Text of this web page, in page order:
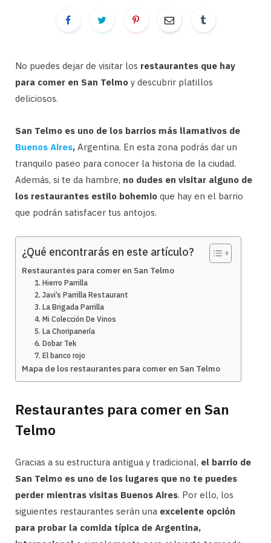
No puedes dejar de visitar los restaurantes que hay
para comer en San Telmo y descubrir platillos
deliciosos.
San Telmo es uno de los barrios más llamativos de
Buenos Aires, Argentina. En esta zona podrás dar un
tranquilo paseo para conocer la historia de la ciudad.
Además, si te da hambre, no dudes en visitar alguno de
los restaurantes estilo bohemio que hay en el barrio
que podrán satisfacer tus antojos.
¿Qué encontrarás en este artículo?
Restaurantes para comer en San Telmo
1. Hierro Parrilla
2. Javi’s Parrilla Restaurant
3. La Brigada Parrilla
4. Mi Colección De Vinos
5. La Choripanería
6. Dobar Tek
7. El banco rojo
Mapa de los restaurantes para comer en San Telmo
Restaurantes para comer en San
Telmo
Gracias a su estructura antigua y tradicional, el barrio de
San Telmo es uno de los lugares que no te puedes
perder mientras visitas Buenos Aires. Por ello, los
siguientes restaurantes serán una excelente opción
para probar la comida típica de Argentina,